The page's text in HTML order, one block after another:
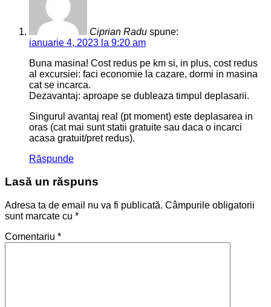
Ciprian Radu spune:
ianuarie 4, 2023 la 9:20 am
Buna masina! Cost redus pe km si, in plus, cost redus
al excursiei: faci economie la cazare, dormi in masina
cat se incarca.
Dezavantaj: aproape se dubleaza timpul deplasarii.
Singurul avantaj real (pt moment) este deplasarea in
oras (cat mai sunt statii gratuite sau daca o incarci
acasa gratuit/pret redus).
Răspunde
Lasă un răspuns
Adresa ta de email nu va fi publicată. Câmpurile obligatorii
sunt marcate cu *
Comentariu *